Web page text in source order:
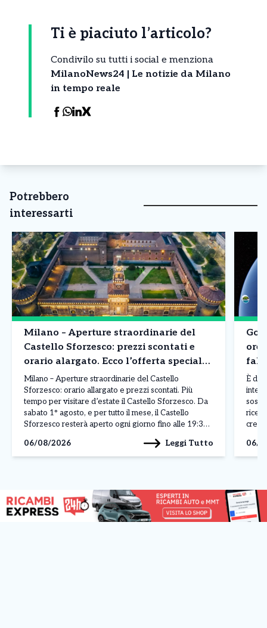
Ti è piaciuto l’articolo?
Condivilo su tutti i social e menziona
MilanoNews24 | Le notizie da Milano
in tempo reale
Potrebbero
interessarti
Milano – Aperture straordinarie del
Castello Sforzesco: prezzi scontati e
orario alargato. Ecco l’offerta speciale
di Agosto
Milano – Aperture straordinarie del Castello
Sforzesco: orario allargato e prezzi scontati. Più
tempo per visitare d’estate il Castello Sforzesco. Da
sabato 1° agosto, e per tutto il mese, il Castello
Sforzesco resterà aperto ogni giorno fino alle 19:30,
orario di apertura. Milano aderisce così alle aperture
[…]
06/08/2026 Leggi Tutto
ore
È
La
06/